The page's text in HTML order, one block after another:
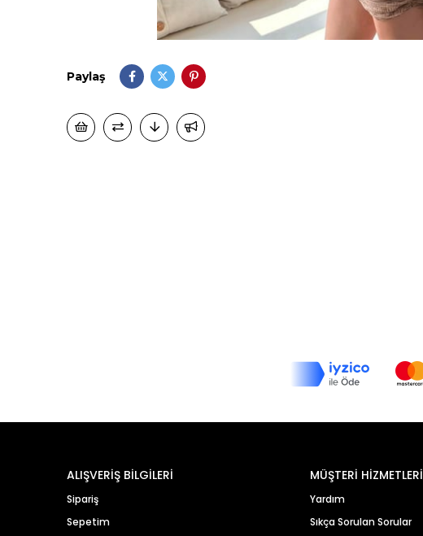
Paylaş
ALIŞVERİŞ BİLGİLERİ
Sipariş
Sepetim
MÜŞTERİ HİZMETLERİ
Yardım
Sıkça Sorulan Sorular